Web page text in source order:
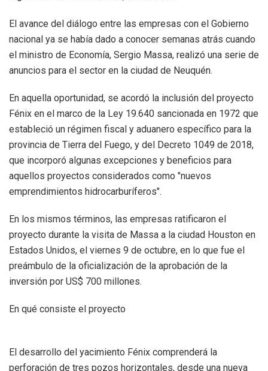
El avance del diálogo entre las empresas con el Gobierno
nacional ya se había dado a conocer semanas atrás cuando
el ministro de Economía, Sergio Massa, realizó una serie de
anuncios para el sector en la ciudad de Neuquén.
En aquella oportunidad, se acordó la inclusión del proyecto
Fénix en el marco de la Ley 19.640 sancionada en 1972 que
estableció un régimen fiscal y aduanero específico para la
provincia de Tierra del Fuego, y del Decreto 1049 de 2018,
que incorporó algunas excepciones y beneficios para
aquellos proyectos considerados como "nuevos
emprendimientos hidrocarburíferos".
En los mismos términos, las empresas ratificaron el
proyecto durante la visita de Massa a la ciudad Houston en
Estados Unidos, el viernes 9 de octubre, en lo que fue el
preámbulo de la oficialización de la aprobación de la
inversión por US$ 700 millones.
En qué consiste el proyecto
El desarrollo del yacimiento Fénix comprenderá la
perforación de tres pozos horizontales, desde una nueva